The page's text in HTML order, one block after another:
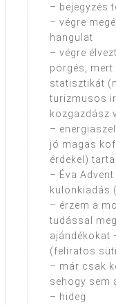
– bejegyzés
– végre
hangulat
– végre
pörgés, mert
statisztikát
turizmusos
közgazdász
–
jó magas
érdekel)
– Éva
különkiadás
– érzem a
tudással
ajándékokat
(feliratos
– már csak
sehogy sem
– hideg